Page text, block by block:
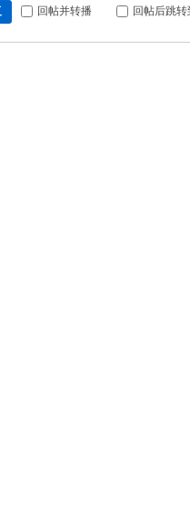
回帖并转播 回帖后跳